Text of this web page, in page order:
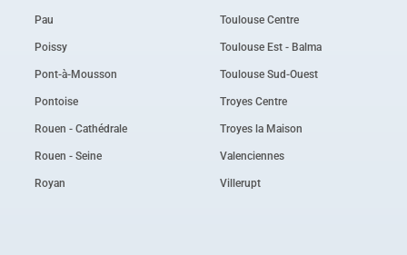
Pau
Poissy
Pont-à-Mousson
Pontoise
Rouen - Cathédrale
Rouen - Seine
Royan
Toulouse Centre
Toulouse Est - Balma
Toulouse Sud-Ouest
Troyes Centre
Troyes la Maison
Valenciennes
Villerupt